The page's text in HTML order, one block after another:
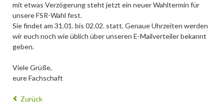
mit etwas Verzögerung steht jetzt ein neuer Wahltermin für
unsere FSR-Wahl fest.
Sie findet am 31.01. bis 02.02. statt. Genaue Uhrzeiten werden
wir euch noch wie üblich über unseren E-Mailverteiler bekannt
geben.
Viele Grüße,
eure Fachschaft
Zurück